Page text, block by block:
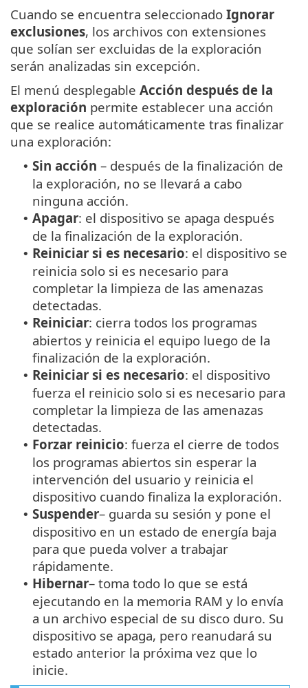
Cuando se encuentra seleccionado Ignorar
exclusiones, los archivos con extensiones
que solían ser excluidas de la exploración
serán analizadas sin excepción.
El menú desplegable Acción después de la
exploración permite establecer una acción
que se realice automáticamente tras finalizar
una exploración:
• Sin acción – después de la finalización de
la exploración, no se llevará a cabo
ninguna acción.
• Apagar: el dispositivo se apaga después
de la finalización de la exploración.
• Reiniciar si es necesario: el dispositivo se
reinicia solo si es necesario para
completar la limpieza de las amenazas
detectadas.
• Reiniciar: cierra todos los programas
abiertos y reinicia el equipo luego de la
finalización de la exploración.
• Reiniciar si es necesario: el dispositivo
fuerza el reinicio solo si es necesario para
completar la limpieza de las amenazas
detectadas.
• Forzar reinicio: fuerza el cierre de todos
los programas abiertos sin esperar la
intervención del usuario y reinicia el
dispositivo cuando finaliza la exploración.
• Suspender– guarda su sesión y pone el
dispositivo en un estado de energía baja
para que pueda volver a trabajar
rápidamente.
• Hibernar– toma todo lo que se está
ejecutando en la memoria RAM y lo envía
a un archivo especial de su disco duro. Su
dispositivo se apaga, pero reanudará su
estado anterior la próxima vez que lo
inicie.